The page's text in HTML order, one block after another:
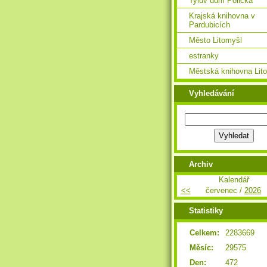
Krajská knihovna v
Pardubicích
Město Litomyšl
estranky
Městská knihovna
Vyhledávání
Archiv
Kalendář
<<
červenec / 2026
Statistiky
Celkem:
2283669
Měsíc:
29575
Den:
472